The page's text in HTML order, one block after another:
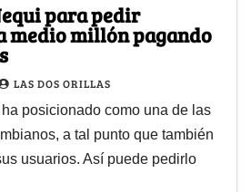
para pedir
medio millón pagando
LAS DOS ORILLAS
posicionado como una de las
a tal punto que también
usuarios. Así puede pedirlo